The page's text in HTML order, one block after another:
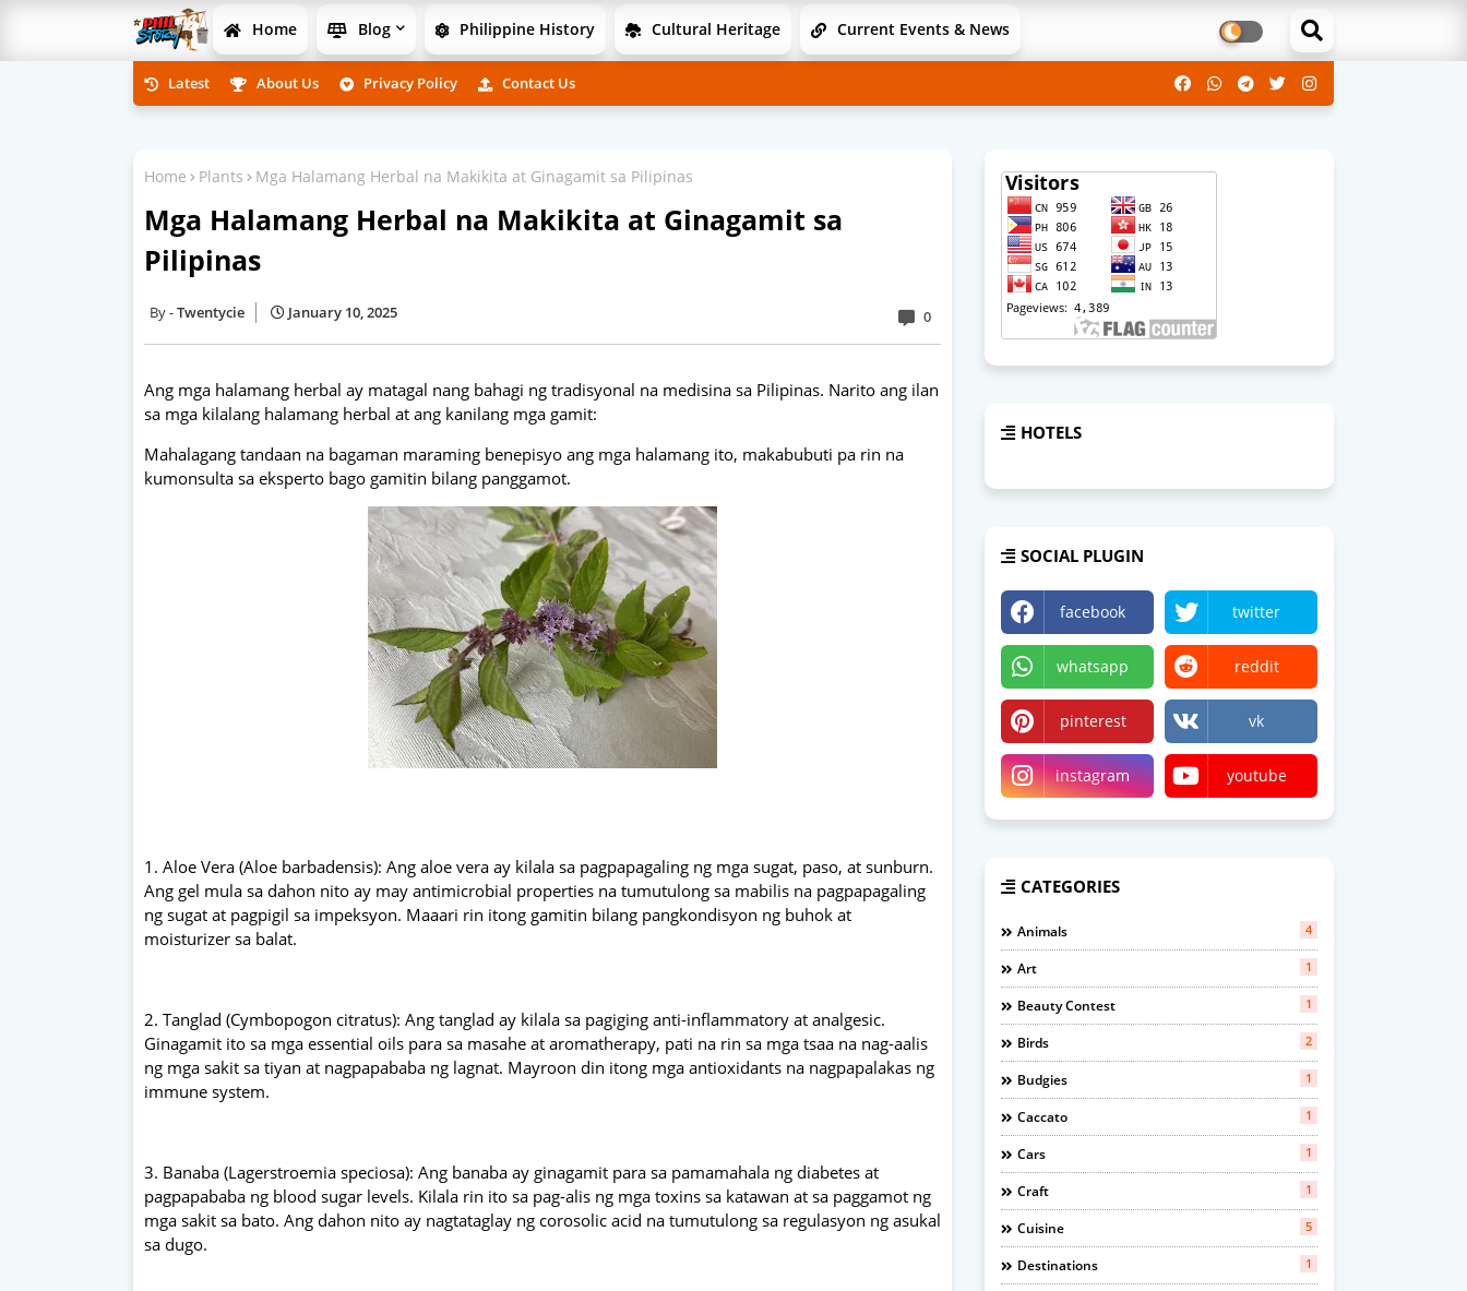
Home Blog Philippine History Cultural Heritage Current Events & News
Latest About Us Privacy Policy Contact Us
Home Plants Mga Halamang Herbal na Makikita at Ginagamit sa Pilipinas
Mga Halamang Herbal na Makikita at Ginagamit sa
Pilipinas
Twentycie January 10, 2025 0
Ang mga halamang herbal ay matagal nang bahagi ng tradisyonal na medisina sa Pilipinas. Narito ang ilan
sa mga kilalang halamang herbal at ang kanilang mga gamit:
Mahalagang tandaan na bagaman maraming benepisyo ang mga halamang ito, makabubuti pa rin na
kumonsulta sa eksperto bago gamitin bilang panggamot.
1. Aloe Vera (Aloe barbadensis): Ang aloe vera ay kilala sa pagpapagaling ng mga sugat, paso, at sunburn.
Ang gel mula sa dahon nito ay may antimicrobial properties na tumutulong sa mabilis na pagpapagaling
ng sugat at pagpigil sa impeksyon. Maaari rin itong gamitin bilang pangkondisyon ng buhok at
moisturizer sa balat.
2. Tanglad (Cymbopogon citratus): Ang tanglad ay kilala sa pagiging anti-inflammatory at analgesic.
Ginagamit ito sa mga essential oils para sa masahe at aromatherapy, pati na rin sa mga tsaa na nag-aalis
ng mga sakit sa tiyan at nagpapababa ng lagnat. Mayroon din itong mga antioxidants na nagpapalakas ng
immune system.
3. Banaba (Lagerstroemia speciosa): Ang banaba ay ginagamit para sa pamamahala ng diabetes at
pagpapababa ng blood sugar levels. Kilala rin ito sa pag-alis ng mga toxins sa katawan at sa paggamot ng
mga sakit sa bato. Ang dahon nito ay nagtataglay ng corosolic acid na tumutulong sa regulasyon ng asukal
sa dugo.
HOTELS
SOCIAL PLUGIN
facebook twitter
whatsapp reddit
pinterest vk
instagram youtube
CATEGORIES
Animals 4
Art 1
Beauty Contest 1
Birds 2
Budgies 1
Caccato 1
Cars 1
Craft 1
Cuisine 5
Destinations 1